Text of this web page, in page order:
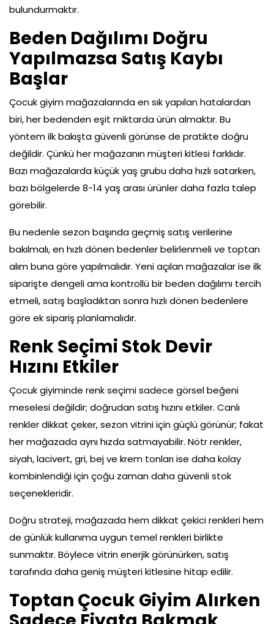
bulundurmaktır.
Beden Dağılımı Doğru
Yapılmazsa Satış Kaybı
Başlar
Çocuk giyim mağazalarında en sık yapılan hatalardan
biri, her bedenden eşit miktarda ürün almaktır. Bu
yöntem ilk bakışta güvenli görünse de pratikte doğru
değildir. Çünkü her mağazanın müşteri kitlesi farklıdır.
Bazı mağazalarda küçük yaş grubu daha hızlı satarken,
bazı bölgelerde 8-14 yaş arası ürünler daha fazla talep
görebilir.
Bu nedenle sezon başında geçmiş satış verilerine
bakılmalı, en hızlı dönen bedenler belirlenmeli ve toptan
alım buna göre yapılmalıdır. Yeni açılan mağazalar ise ilk
siparişte dengeli ama kontrollü bir beden dağılımı tercih
etmeli, satış başladıktan sonra hızlı dönen bedenlere
göre ek sipariş planlamalıdır.
Renk Seçimi Stok Devir
Hızını Etkiler
Çocuk giyiminde renk seçimi sadece görsel beğeni
meselesi değildir; doğrudan satış hızını etkiler. Canlı
renkler dikkat çeker, sezon vitrini için güçlü görünür; fakat
her mağazada aynı hızda satmayabilir. Nötr renkler,
siyah, lacivert, gri, bej ve krem tonları ise daha kolay
kombinlendiği için çoğu zaman daha güvenli stok
seçenekleridir.
Doğru strateji, mağazada hem dikkat çekici renkleri hem
de günlük kullanıma uygun temel renkleri birlikte
sunmaktır. Böylece vitrin enerjik görünürken, satış
tarafında daha geniş müşteri kitlesine hitap edilir.
Toptan Çocuk Giyim Alırken